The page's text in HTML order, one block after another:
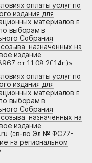
оплаты услуг по
издания для
материалов в
выборам в
Собрания
назначенных на
издание
от 11.08.2014г.)»
оплаты услуг по
издания для
материалов в
выборам в
Собрания
назначенных на
издание
(св-во Эл № ФС77-
на региональном